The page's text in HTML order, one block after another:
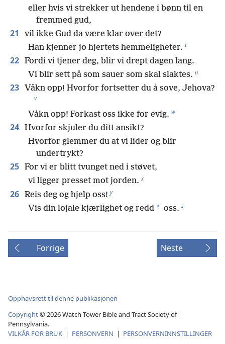
eller hvis vi strekker ut hendene i bønn til en
fremmed gud,
21
vil ikke Gud da være klar over det?
Han kjenner jo hjertets hemmeligheter. t
22 Fordi vi tjener deg, blir vi drept dagen lang.
Vi blir sett på som sauer som skal slaktes. u
23 Våkn opp! Hvorfor fortsetter du å sove, Jehova?
v
Våkn opp! Forkast oss ikke for evig. w
24 Hvorfor skjuler du ditt ansikt?
Hvorfor glemmer du at vi lider og blir
undertrykt?
25 For vi er blitt tvunget ned i støvet,
vi ligger presset mot jorden. x
26 Reis deg og hjelp oss! y
Vis din lojale kjærlighet og redd * oss. z
Forrige Neste
Opphavsrett til denne publikasjonen
Copyright©2026Watch Tower Bible and Tract Society of
Pennsylvania.
VILKÅR FOR BRUK | PERSONVERN | PERSONVERNINNSTILLINGER